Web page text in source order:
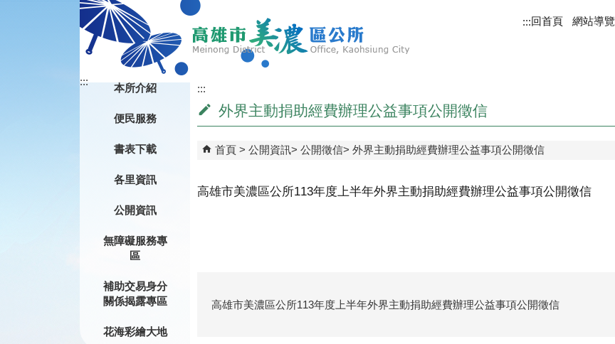
跳到主要內容區塊
:::回首頁 網站導覽
:::
本所介紹
便民服務
書表下載
各里資訊
公開資訊
無障礙服務專
區
補助交易身分
關係揭露專區
花海彩繪大地
:::
外界主動捐助經費辦理公益事項公開徵信
首頁 公開資訊 公開徵信 外界主動捐助經費辦理公益事項公開徵信
高雄市美濃區公所113年度上半年外界主動捐助經費辦理公益事項公開徵信
高雄市美濃區公所113年度上半年外界主動捐助經費辦理公益事項公開徵信